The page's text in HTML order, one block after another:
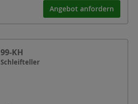
Angebot anfordern
99-KH
Schleifteller